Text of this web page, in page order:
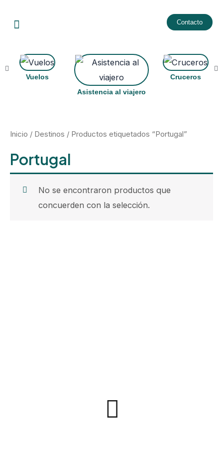
Menu Contacto
Vuelos
Asistencia al viajero
Cruceros
Inicio / Destinos / Productos etiquetados “Portugal”
Portugal
No se encontraron productos que
concuerden con la selección.